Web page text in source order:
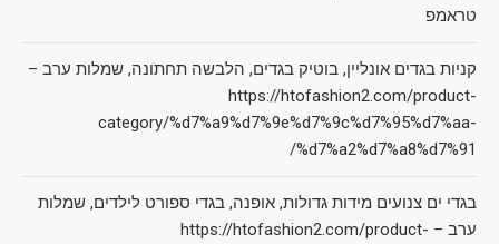
טראמפ
קניות בגדים אונליין, בוטיק בגדים, הלבשה תחתונה, שמלות ערב –
https://htofashion2.com/product-
category/%d7%a9%d7%9e%d7%9c%d7%95%d7%aa-
%d7%a2%d7%a8%d7%91/
בגדי ים צנועים מידות גדולות, אופנה, בגדי ספורט לילדים, שמלות
ערב – https://htofashion2.com/product-